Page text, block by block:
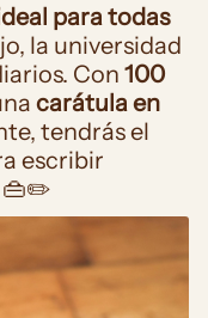
para todas
la universidad
Con 100
carátula en
tendrás el
escribir
👜✏️